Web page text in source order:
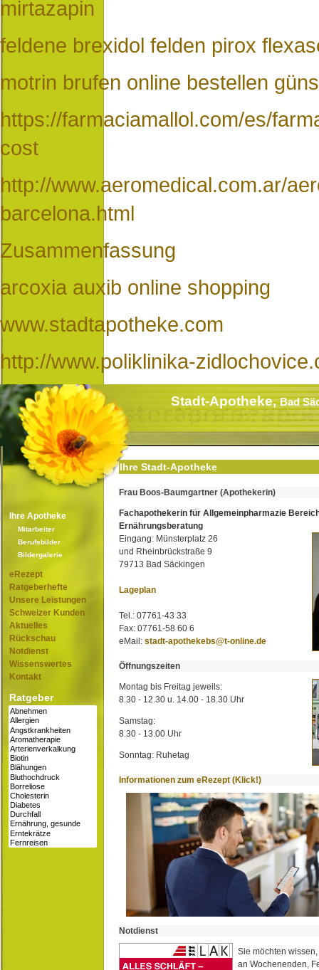
mirtazapin
feldene brexidol felden pirox
motrin brufen online bestellen
https://farmaciamallol.com/es/
cost
http://www.aeromedical.com.ar/
barcelona.html
Zusammenfassung
arcoxia auxib online shopping
www.stadtapotheke.com
http://www.poliklinika-
Stadt-Apotheke,Bad
Ihre Apotheke
Mitarbeiter
Berufsbilder
Bildergalerie
eRezept
Ratgeberhefte
Unsere Leistungen
Schweizer Kunden
Aktuelles
Rückschau
Notdienst
Wissenswertes
Kontakt
Ratgeber
Ihre Stadt-Apotheke
Frau Boos-Baumgartner (Apothekerin)
Fachapothekerin für Allgemeinpharmazie
Ernährungsberatung
Eingang: Münsterplatz 26
und Rheinbrückstraße 9
79713 Bad Säckingen
Lageplan
Tel.: 07761-43 33
Fax: 07761-58 60 6
eMail: stadt-apothekebs@t-online.de
Öffnungszeiten
Montag bis Freitag jeweils:
8.30 - 12.30 u. 14.00 - 18.30 Uhr
Samstag:
8.30 - 13.00 Uhr
Sonntag: Ruhetag
Informationen zum eRezept (Klick!)
Notdienst
Sie möchten
an Wochenenden,